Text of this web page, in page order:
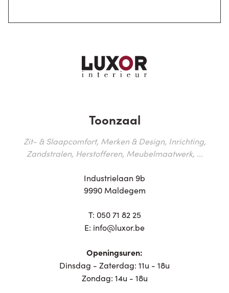
Toonzaal
Zit- & Slaapcomfort, Merken & Design, Inrichting,
Zandstralen, Herstofferen, Meubelmaatwerk, ...
Industrielaan 9b
9990 Maldegem
T: 050 71 82 25
E: info@luxor.be
Openingsuren:
Dinsdag - Zaterdag: 11u - 18u
Zondag: 14u - 18u